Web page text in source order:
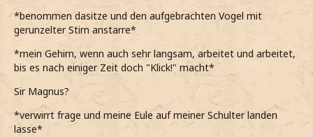
*benommen dasitze und den aufgebrachten Vogel mit
gerunzelter Stirn anstarre*
*mein Gehirn, wenn auch sehr langsam, arbeitet und arbeitet,
bis es nach einiger Zeit doch "Klick!" macht*
Sir Magnus?
*verwirrt frage und meine Eule auf meiner Schulter landen
lasse*